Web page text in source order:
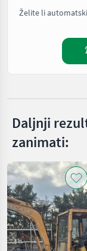
Želite li
Daljnji
zanimati: